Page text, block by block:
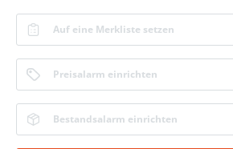
Auf eine Merkliste setzen
Preisalarm einrichten
Bestandsalarm einrichten